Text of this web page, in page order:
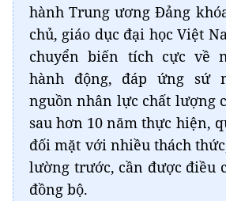
hành Trung ương Đảng
chủ, giáo dục đại học Việt
chuyển biến tích cực về
hành động, đáp ứng sứ
nguồn nhân lực chất lượng
sau hơn 10 năm thực hiện,
đối mặt với nhiều thách
lường trước, cần được điều
đồng bộ.